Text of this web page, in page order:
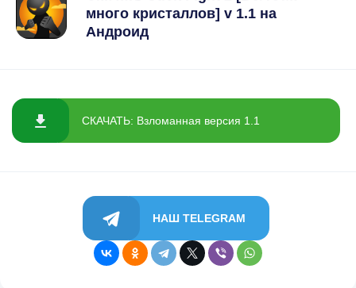
много кристаллов] v 1.1 на
Андроид
СКАЧАТЬ: Взломанная версия 1.1
НАШ TELEGRAM